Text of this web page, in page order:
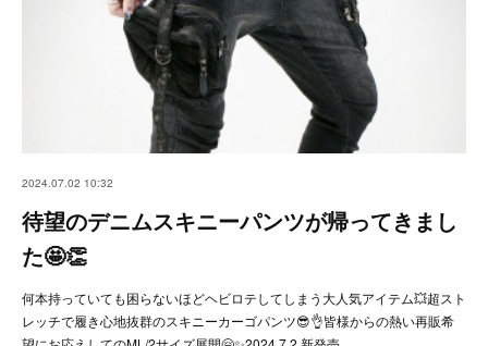
2024.07.02 10:32
待望のデニムスキニーパンツが帰ってきまし
た🤩👏
何本持っていても困らないほどヘビロテしてしまう大人気アイテム💥超スト
レッチで履き心地抜群のスキニーカーゴパンツ😎👌皆様からの熱い再販希